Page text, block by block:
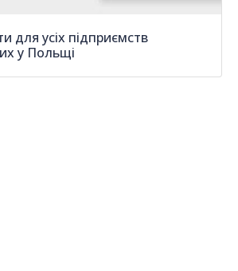
для усіх підприємств
у Польщі